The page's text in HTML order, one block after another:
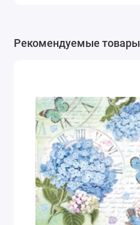
Рекомендуемые товары